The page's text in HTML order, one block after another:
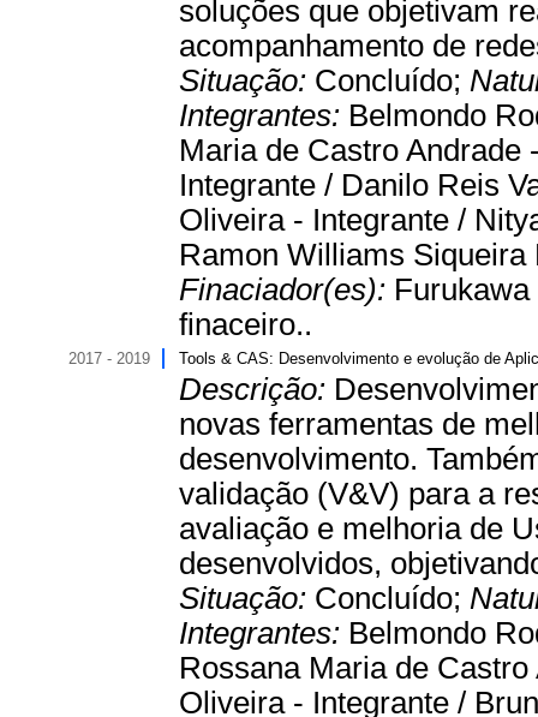
soluções que objetivam
acompanhamento de
Situação: Concluído;
Integrantes: Belmondo
Maria de Castro Andrade
Integrante / Danilo Reis
Oliveira - Integrante /
Ramon Williams Siqueira
Finaciador(es):
finaceiro..
2017 - 2019 Tools & CAS: Desenvolvimento e evolução de
Descrição:
novas ferramentas de
desenvolvimento.
validação (V&V) para a
avaliação e melhoria de
desenvolvidos,
Situação: Concluído;
Integrantes: Belmondo
Rossana Maria de
Oliveira - Integrante /